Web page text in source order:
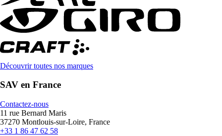
Découvrir toutes nos marques
SAV en France
Contactez-nous
11 rue Bernard Maris
37270 Montlouis-sur-Loire, France
+33 1 86 47 62 58